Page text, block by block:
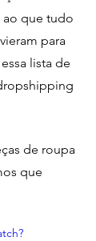
que tudo
para
lista de
de roupa
que